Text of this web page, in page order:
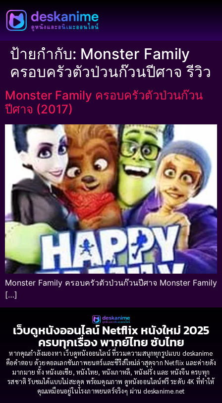
ป้ายกำกับ: Monster Family
ครอบครัวตัวป่วนก๊วนปีศาจ รีวิว
Monster Family ครอบครัวตัวป่วนก๊วน
ปีศาจ (2017)
Monster Family ครอบครัวตัวป่วนก๊วนปีศาจ Monster Family
[…]
เว็บดูหนังออนไลน์ Netflix หนังใหม่ 2025
ครบทุกเรื่อง พากย์ไทย ซับไทย
หากคุณกำลังมองหา เว็บดูหนังออนไลน์ ที่รวมความสนุกทุกรูปแบบ deskanime
คือคำตอบ ด้วยคอลเลกชันภาพยนตร์และซีรีส์ใหม่ล่าสุดจาก Netflix และค่ายดัง
มากมาย ทั้ง หนังเอเชีย, หนังไทย, หนังเกาหลี, หนังฝรั่ง และ หนังจีน ครบทุก
รสชาติ รับชมได้แบบไม่สะดุด พร้อมคุณภาพ ดูหนังออนไลน์ฟรี ระดับ 4K ที่ทำให้
คุณเหมือนอยู่ในโรงภาพยนตร์จริงๆ ผ่าน deskanime.net